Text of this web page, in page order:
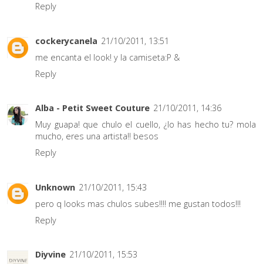
Reply
cockerycanela 21/10/2011, 13:51
me encanta el look! y la camiseta:P &
Reply
Alba - Petit Sweet Couture 21/10/2011, 14:36
Muy guapa! que chulo el cuello, ¿lo has hecho tu? mola
mucho, eres una artista!! besos
Reply
Unknown 21/10/2011, 15:43
pero q looks mas chulos subes!!!! me gustan todos!!!
Reply
Diyvine 21/10/2011, 15:53